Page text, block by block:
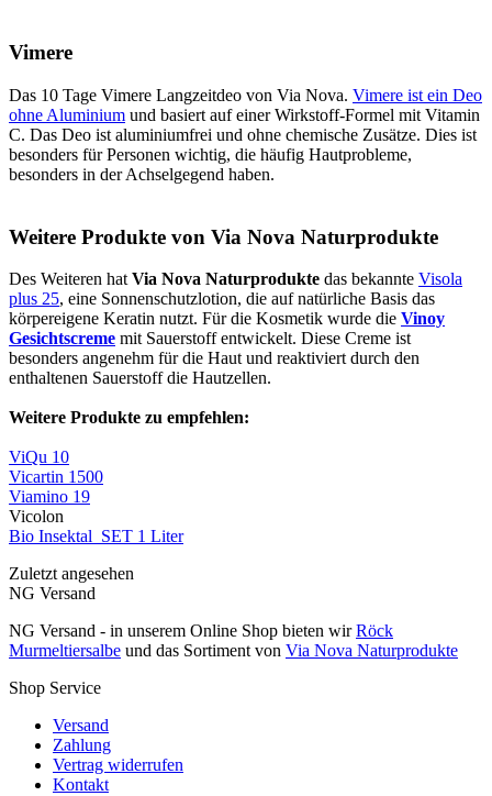
Vimere
Das 10 Tage Vimere Langzeitdeo von Via Nova. Vimere ist ein Deo
ohne Aluminium und basiert auf einer Wirkstoff-Formel mit Vitamin
C. Das Deo ist aluminiumfrei und ohne chemische Zusätze. Dies ist
besonders für Personen wichtig, die häufig Hautprobleme,
besonders in der Achselgegend haben.
Weitere Produkte von Via Nova Naturprodukte
Des Weiteren hat Via Nova Naturprodukte das bekannte Visola
plus 25, eine Sonnenschutzlotion, die auf natürliche Basis das
körpereigene Keratin nutzt. Für die Kosmetik wurde die Vinoy
Gesichtscreme mit Sauerstoff entwickelt. Diese Creme ist
besonders angenehm für die Haut und reaktiviert durch den
enthaltenen Sauerstoff die Hautzellen.
Weitere Produkte zu empfehlen:
ViQu 10
Vicartin 1500
Viamino 19
Vicolon
Bio Insektal SET 1 Liter
Zuletzt angesehen
NG Versand
NG Versand - in unserem Online Shop bieten wirRöck
Murmeltiersalbe und das Sortiment von Via Nova Naturprodukte
Shop Service
Versand
Zahlung
Vertrag widerrufen
Kontakt